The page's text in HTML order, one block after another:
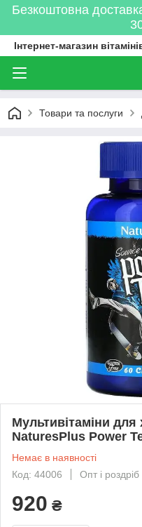
Безкоштовна
Інтернет-магазин
Товари та послуги
Мультивітаміни для
NaturesPlus Power
Немає в наявності
Код: 44006
Опт і роздріб
920 ₴